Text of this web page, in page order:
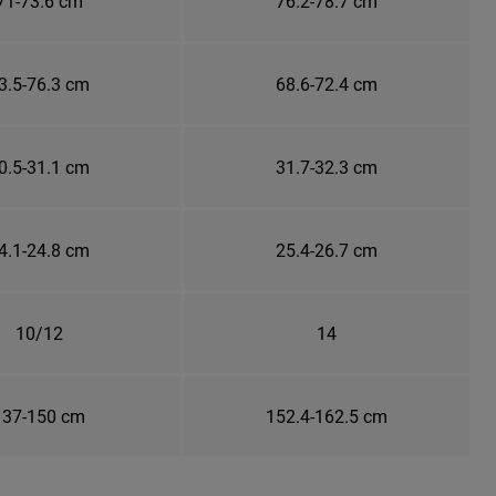
76.3 cm 68.6-72.4 cm
31.1 cm 31.7-32.3 cm
24.8 cm 25.4-26.7 cm
10/12 14
150 cm 152.4-162.5 cm